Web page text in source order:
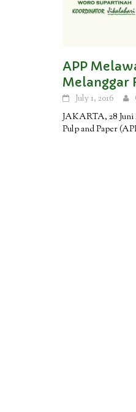
APP
Melanggar
July 1, 2016
JAKARTA, 28 Juni
Pulp and Paper